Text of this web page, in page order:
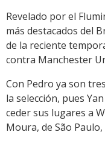
Revelado por el
más destacados del
de la reciente
contra Manchester
Con Pedro ya son
la selección, pues
ceder sus lugares a
Moura, de São